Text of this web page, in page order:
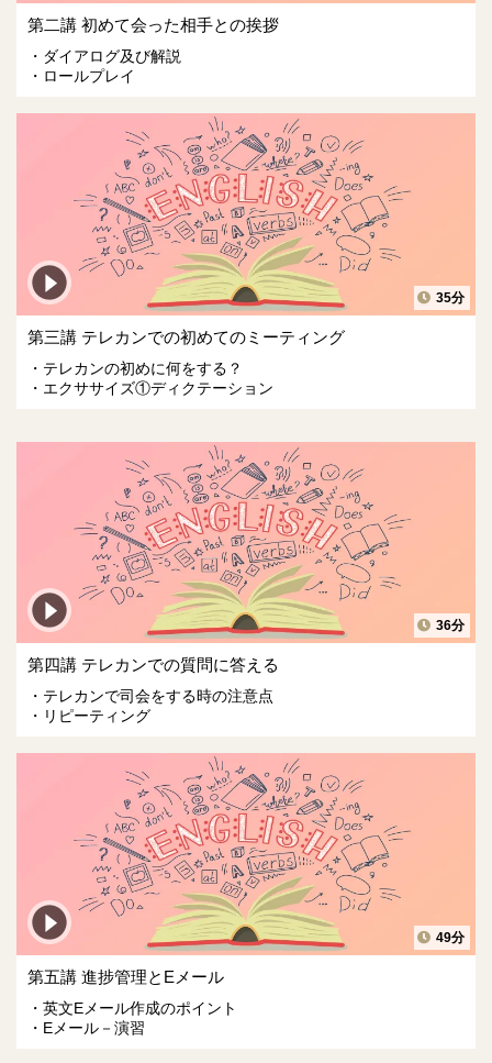
第二講 初めて会った相手との挨拶
ダイアログ及び解説
ロールプレイ
35分
第三講 テレカンでの初めてのミーティング
テレカンの初めに何をする？
エクササイズ①ディクテーション
36分
第四講 テレカンでの質問に答える
テレカンで司会をする時の注意点
リピーティング
49分
第五講 進捗管理とEメール
英文Eメール作成のポイント
Eメール－演習